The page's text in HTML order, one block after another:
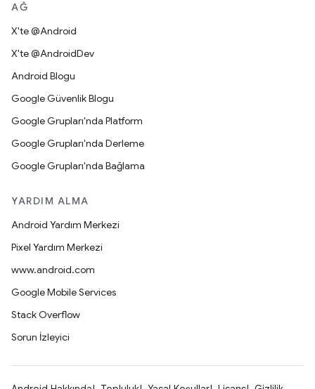
AĞ
X'te @Android
X'te @AndroidDev
Android Blogu
Google Güvenlik Blogu
Google Grupları'nda Platform
Google Grupları'nda Derleme
Google Grupları'nda Bağlama
YARDIM ALMA
Android Yardım Merkezi
Pixel Yardım Merkezi
www.android.com
Google Mobile Services
Stack Overflow
Sorun İzleyici